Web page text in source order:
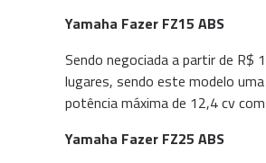
Yamaha Fazer FZ15 ABS
Sendo negociada a partir de
lugares, sendo este modelo
potência máxima de 12,4 cv
Yamaha Fazer FZ25 ABS